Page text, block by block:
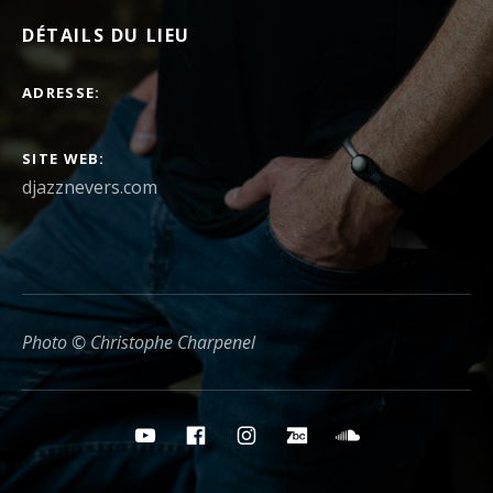
DÉTAILS DU LIEU
ADRESSE
SITE WEB
djazznevers.com
Photo © Christophe Charpenel
Boutons des médias sociaux
YouTubeFacebookInstagramBandcamp
Soundcloud